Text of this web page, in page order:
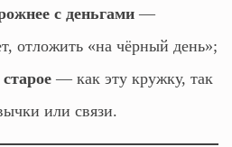
с деньгами —
отложить «на чёрный день»;
— как эту кружку, так
или связи.